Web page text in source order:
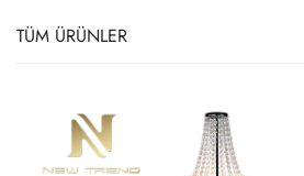
TÜM ÜRÜNLER